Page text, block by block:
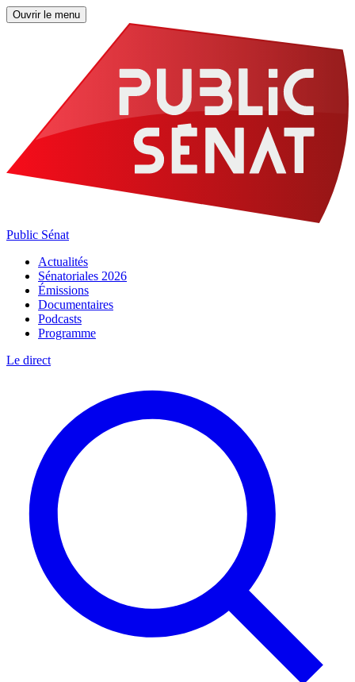
Ouvrir le menu
Public Sénat
Actualités
Sénatoriales 2026
Émissions
Documentaires
Podcasts
Programme
Le direct